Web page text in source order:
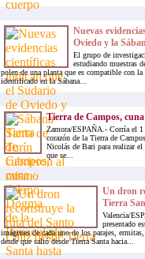
Nuevas
Oviedo y la
El grupo de
estudiando muestras
polen de una planta que es compatible con
identificado en la Sábana...
Tierra de Campos,
Zamora/ESPAÑA.- Corría el
corazón de la Tierra de
Nicolás de Bari para realizar
que se...
Un dron
Tierra
Valencia/
presentado
imágenes de cada uno de los parajes,
desde que salió desde Tierra Santa hacia...